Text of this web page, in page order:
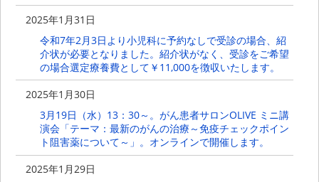
2025年1月31日
令和7年2月3日より小児科に予約なしで受診の場合、紹
介状が必要となりました。紹介状がなく、受診をご希望
の場合選定療養費として￥11,000を徴収いたします。
2025年1月30日
3月19日（水）13：30～。がん患者サロンOLIVE ミニ講
演会「テーマ：最新のがんの治療～免疫チェックポイン
ト阻害薬について～」。オンラインで開催します。
2025年1月29日